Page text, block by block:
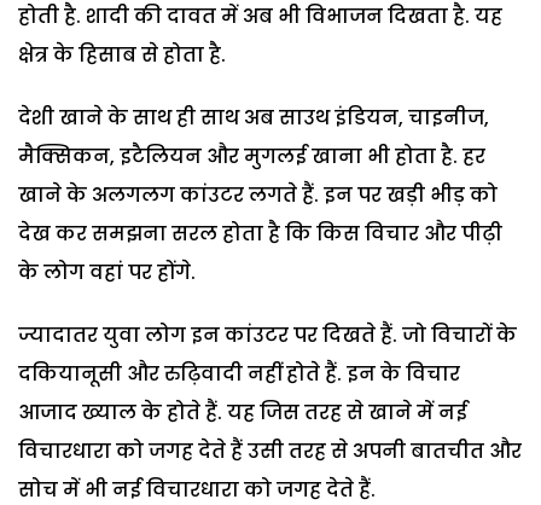
होती है. शादी की दावत में अब भी विभाजन दिखता है. यह
क्षेत्र के हिसाब से होता है.
देशी खाने के साथ ही साथ अब साउथ इंडियन, चाइनीज,
मैक्सिकन, इटैलियन और मुगलई खाना भी होता है. हर
खाने के अलगलग कांउटर लगते हैं. इन पर खड़ी भीड़ को
देख कर समझना सरल होता है कि किस विचार और पीढ़ी
के लोग वहां पर होंगे.
ज्यादातर युवा लोग इन कांउटर पर दिखते हैं. जो विचारों के
दकियानूसी और रुढ़िवादी नहीं होते हैं. इन के विचार
आजाद ख्याल के होते हैं. यह जिस तरह से खाने में नई
विचारधारा को जगह देते हैं उसी तरह से अपनी बातचीत और
सोच में भी नई विचारधारा को जगह देते हैं.